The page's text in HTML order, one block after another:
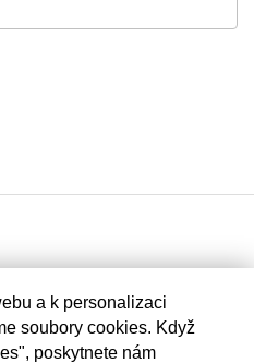
a k personalizaci
soubory cookies. Když
poskytnete nám